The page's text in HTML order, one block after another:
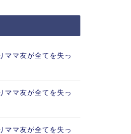
ママ友が全てを失っ
ママ友が全てを失っ
ママ友が全てを失っ